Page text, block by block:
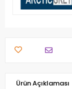
Ürün Açıklaması